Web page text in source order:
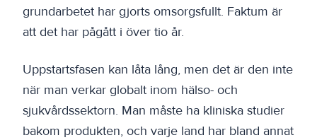
grundarbetet har gjorts omsorgsfullt. Faktum är
att det har pågått i över tio år.
Uppstartsfasen kan låta lång, men det är den inte
när man verkar globalt inom hälso- och
sjukvårdssektorn. Man måste ha kliniska studier
bakom produkten, och varje land har bland annat